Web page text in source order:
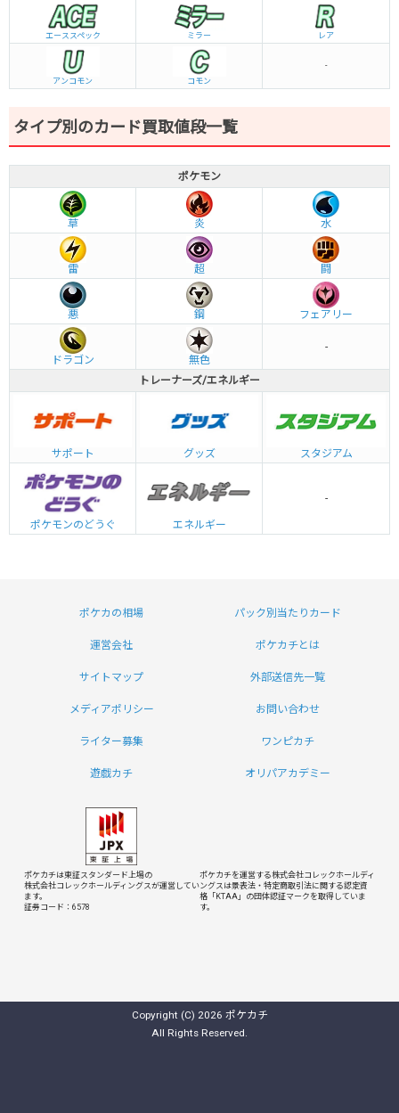
エーススペック ミラー レア
アンコモン コモン
-
タイプ別のカード買取値段一覧
ポケモン
草 炎 水
雷 超 闘
悪 鋼 フェアリー
ドラゴン 無色
-
トレーナーズ/エネルギー
サポート グッズ スタジアム
ポケモンのどうぐ エネルギー
-
ポケカの相場 パック別当たりカード
運営会社 ポケカチとは
サイトマップ 外部送信先一覧
メディアポリシー お問い合わせ
ライター募集 ワンピカチ
遊戯カチ オリパアカデミー
ポケカチは東証スタンダード上場の
株式会社コレックホールディングスが運営してい
ます。
証券コード：6578
ポケカチを運営する株式会社コレックホールディ
ングスは景表法・特定商取引法に関する認定資
格「KTAA」の団体認証マークを取得していま
す。
Copyright (C) 2026 ポケカチ
All Rights Reserved.